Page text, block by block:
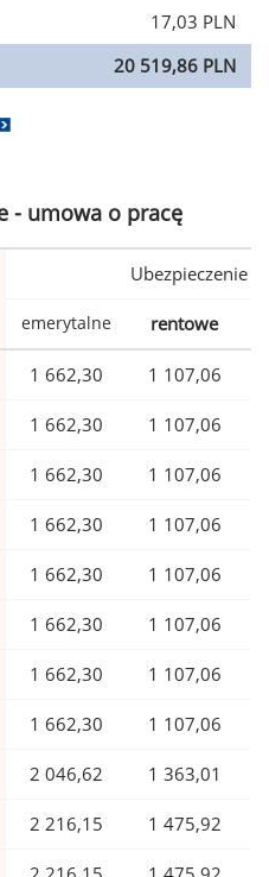
17,03 PLN
20 519,86 PLN
- umowa o pracę
Ubezpieczenie
emerytalne rentowe
1 662,30 1 107,06
1 662,30 1 107,06
1 662,30 1 107,06
1 662,30 1 107,06
1 662,30 1 107,06
1 662,30 1 107,06
1 662,30 1 107,06
1 662,30 1 107,06
2 046,62 1 363,01
2 216,15 1 475,92